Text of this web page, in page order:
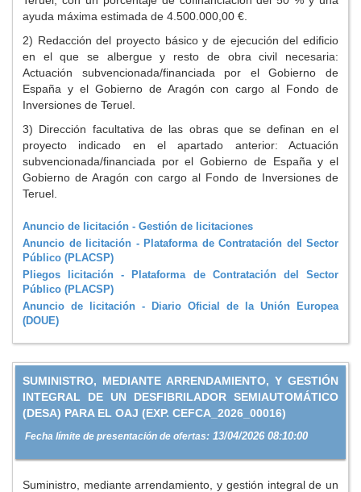
ayuda máxima estimada de 4.500.000,00 €.
2) Redacción del proyecto básico y de ejecución del edificio
en el que se albergue y resto de obra civil necesaria:
Actuación subvencionada/financiada por el Gobierno de
España y el Gobierno de Aragón con cargo al Fondo de
Inversiones de Teruel.
3) Dirección facultativa de las obras que se definan en el
proyecto indicado en el apartado anterior: Actuación
subvencionada/financiada por el Gobierno de España y el
Gobierno de Aragón con cargo al Fondo de Inversiones de
Teruel.
Anuncio de licitación - Gestión de licitaciones
Anuncio de licitación - Plataforma de Contratación del Sector
Público (PLACSP)
Pliegos licitación - Plataforma de Contratación del Sector
Público (PLACSP)
Anuncio de licitación - Diario Oficial de la Unión Europea
(DOUE)
SUMINISTRO, MEDIANTE ARRENDAMIENTO, Y GESTIÓN
INTEGRAL DE UN DESFIBRILADOR SEMIAUTOMÁTICO
(DESA) PARA EL OAJ (EXP. CEFCA_2026_00016)
Fecha límite de presentación de ofertas: 13/04/2026 08:10:00
Suministro, mediante arrendamiento, y gestión integral de un